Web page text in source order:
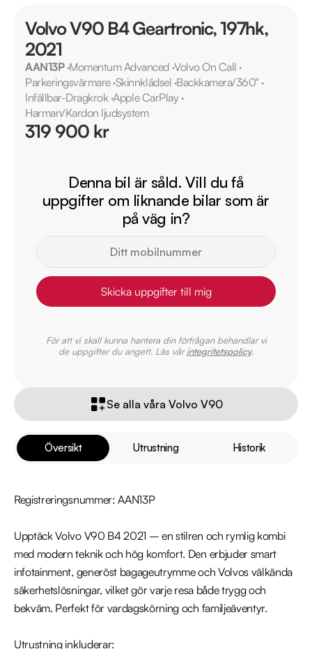
Översikt Utrustning Historik
Registreringsnummer: AAN13P
Upptäck Volvo V90 B4 2021 – en stilren och rymlig kombi
med modern teknik och hög komfort. Den erbjuder smart
infotainment, generöst bagageutrymme och Volvos välkända
säkerhetslösningar, vilket gör varje resa både trygg och
bekväm. Perfekt för vardagskörning och familjeäventyr.
Utrustning inkluderar:
Volvo V90 B4 Geartronic, 197hk,
2021
AAN13P·Momentum Advanced ·Volvo On Call ·
Parkeringsvärmare·Skinnklädsel ·Backkamera/360° ·
Infällbar-Dragkrok·Apple CarPlay ·
Harman/Kardon ljudsystem
319 900 kr
Denna bil är såld. Vill du få
uppgifter om liknande bilar som är
på väg in?
Skicka uppgifter till mig
För att vi skall kunna hantera din förfrågan behandlar vi
de uppgifter du angett. Läs vårintegritetspolicy.
Se alla våra Volvo V90